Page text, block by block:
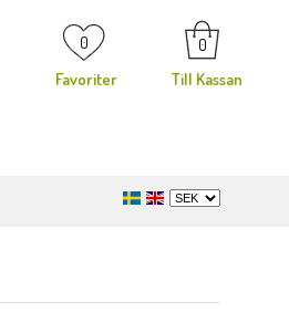
0
Favoriter
0
Till Kassan